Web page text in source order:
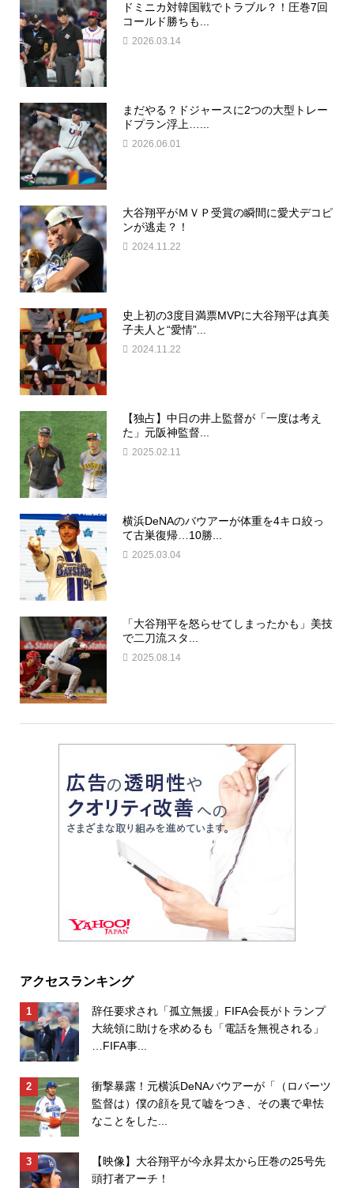
ドミニカ対韓国戦でトラブル？！圧巻7回
コールド勝ちも...
2026.03.14
まだやる？ドジャースに2つの大型トレー
ドプラン浮上…...
2026.06.01
大谷翔平がＭＶＰ受賞の瞬間に愛犬デコピ
ンが逃走？！
2024.11.22
史上初の3度目満票MVPに大谷翔平は真美
子夫人と“愛情”...
2024.11.22
【独占】中日の井上監督が「一度は考え
た」元阪神監督...
2025.02.11
横浜DeNAのバウアーが体重を4キロ絞っ
て古巣復帰…10勝...
2025.03.04
「大谷翔平を怒らせてしまったかも」美技
で二刀流スタ...
2025.08.14
アクセスランキング
辞任要求され「孤立無援」FIFA会長がトランプ
大統領に助けを求めるも「電話を無視される」
…FIFA事...
衝撃暴露！元横浜DeNAバウアーが「（ロバーツ
監督は）僕の顔を見て嘘をつき、その裏で卑怯
なことをした...
【映像】大谷翔平が今永昇太から圧巻の25号先
頭打者アーチ！